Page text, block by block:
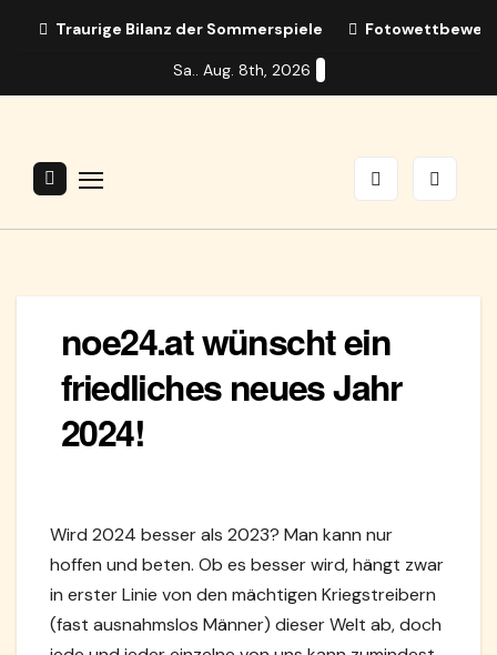
Traurige Bilanz der Sommerspiele
Sa.. Aug. 8th, 2026
noe24.at wünscht ein
friedliches neues Jahr
2024!
Wird 2024 besser als 2023? Man kann nur
hoffen und beten. Ob es besser wird, hängt zwar
in erster Linie von den mächtigen Kriegstreibern
(fast ausnahmslos Männer) dieser Welt ab, doch